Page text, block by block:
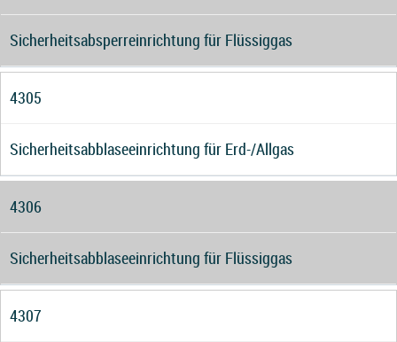
Sicherheitsabsperreinrichtung für Flüssiggas
4305
Sicherheitsabblaseeinrichtung für Erd-/Allgas
4306
Sicherheitsabblaseeinrichtung für Flüssiggas
4307